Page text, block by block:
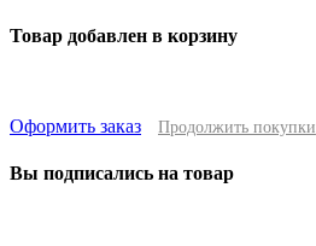
Товар добавлен в корзину
Оформить заказ Продолжить покупки
Вы подписались на товар